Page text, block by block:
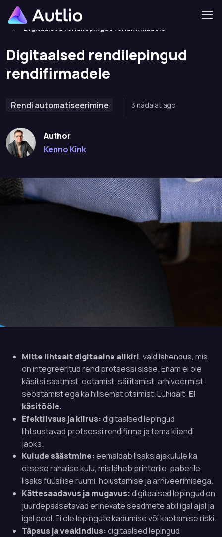
Skip to navigation
Skip to content
Home
Rendi automatiseerimine
Digitaalsed rendilepingud rendifirmadele
Digitaalsed rendilepingud
rendifirmadele
Rendi automatiseerimine 3 nädalat ago
Author
Kenno Kink
Mitte lihtsalt digitaalne allkiri, vaid lahendus, mis
on integreeritud rendiprotsessi sisse. Enam ei ole
käsitsi saatmist, ootamist, säilitamist, arhiveermist,
seostamist ega ka hilisemat otsimist. Lühidalt: EI
käsitööle.
Efektiivsus ja kiirus:digitaalsed lepingud
lihtsustavad protsessi rendifirma ja tema kliendi
jaoks.
Kulude säästmine:eemaldab lisaks ajakulule ka
otsese rahalise kulu, mis läheb printerile, paberile,
lisaks füüsilise ruumi, hoiustamise ja arhiveerimisega.
Kättesaadavus ja mugavus:digitaalsed lepingud on
juurdepääsetavad erinevate seadmete abil igal ajal ja
igal pool. Ei ole lepingute kadumise või kaotamise riski.
Täpsus ja veakindlus:digitaalsed lepingud